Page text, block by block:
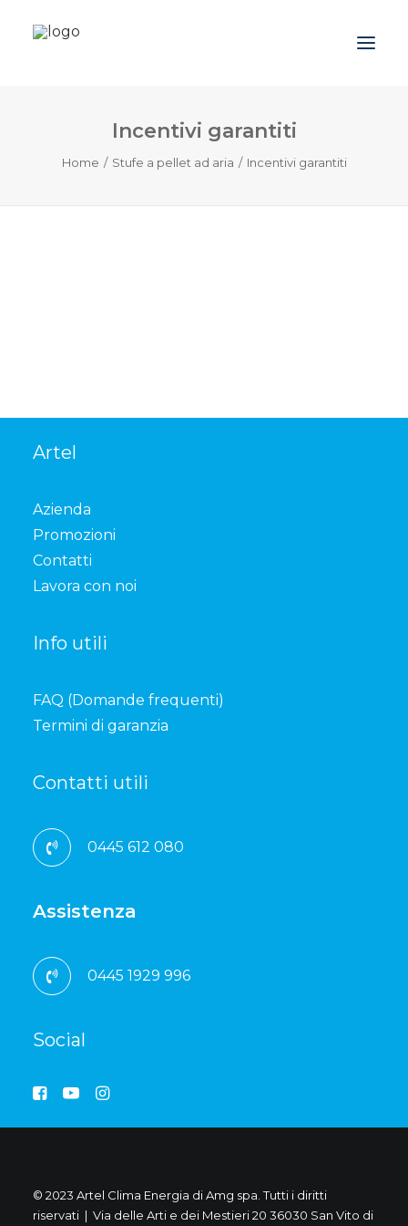
Prodotti
Incentivi garantiti
Home Stufe a pellet ad aria Incentivi garantiti
Artel
Azienda
Promozioni
Contatti
Lavora con noi
Info utili
FAQ (Domande frequenti)
Termini di garanzia
Contatti utili
0445 612 080
Assistenza
0445 1929 996
Social
© 2023 Artel Clima Energia di Amg spa. Tutti i diritti
riservati | Via delle Arti e dei Mestieri 20 36030 San Vito di